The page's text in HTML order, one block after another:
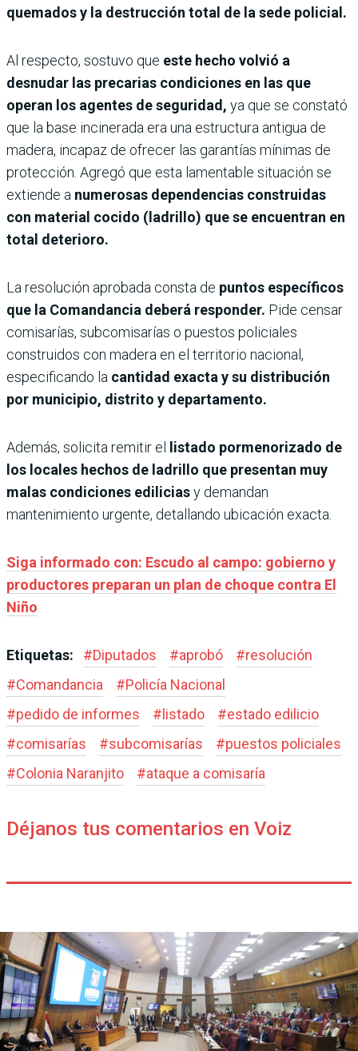
quemados y la destrucción total de la sede policial.
Al respecto, sostuvo que este hecho volvió a
desnudar las precarias condiciones en las que
operan los agentes de seguridad, ya que se constató
que la base incinerada era una estructura antigua de
madera, incapaz de ofrecer las garantías mínimas de
protección. Agregó que esta lamentable situación se
extiende a numerosas dependencias construidas
con material cocido (ladrillo) que se encuentran en
total deterioro.
La resolución aprobada consta de puntos específicos
que la Comandancia deberá responder. Pide censar
comisarías, subcomisarías o puestos policiales
construidos con madera en el territorio nacional,
especificando la cantidad exacta y su distribución
por municipio, distrito y departamento.
Además, solicita remitir el
listado pormenorizado de
los locales hechos de ladrillo que presentan muy
malas condiciones ediliciasy demandan
mantenimiento urgente, detallando ubicación exacta.
Siga informado con: Escudo al campo: gobierno y
productores preparan un plan de choque contra El
Niño
Etiquetas: #Diputados #aprobó #resolución
#Comandancia #Policía Nacional
#pedido de informes # listado #estado edilicio
#comisarías #subcomisarías #puestos policiales
#Colonia Naranjito #ataque a comisaría
Déjanos tus comentarios en Voiz